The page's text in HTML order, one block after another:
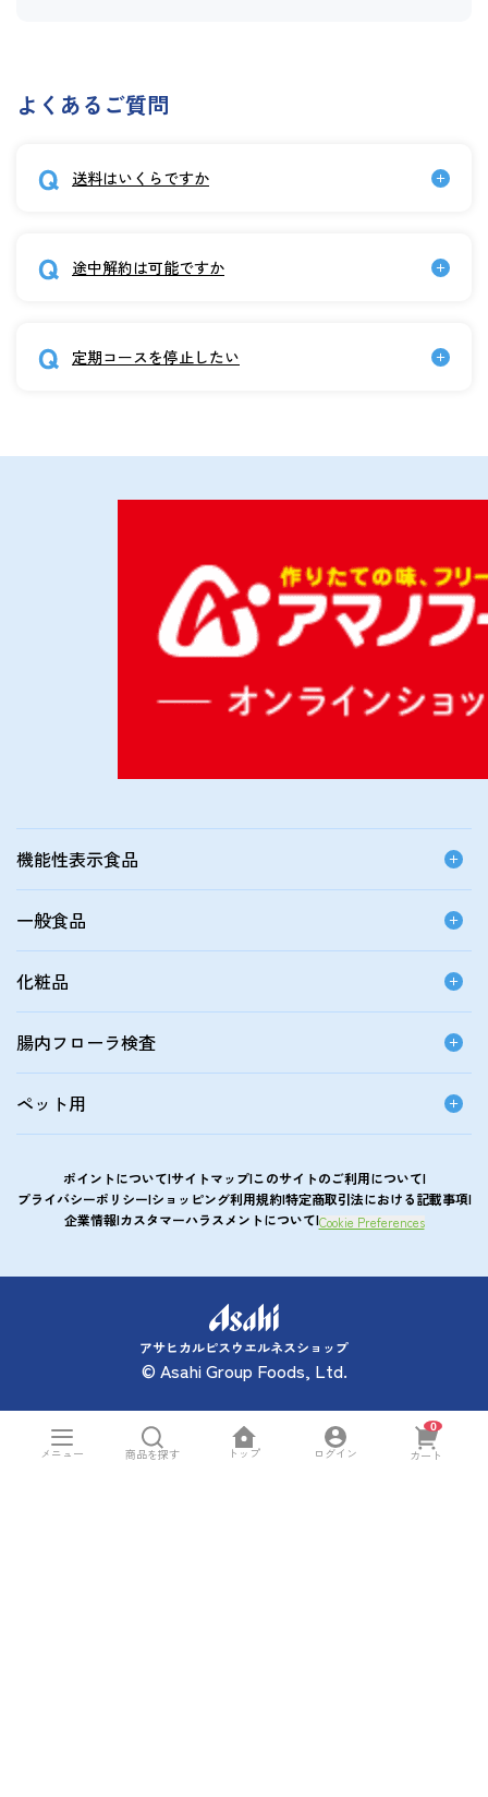
よくあるご質問
送料はいくらですか
途中解約は可能ですか
定期コースを停止したい
機能性表示食品
一般食品
化粧品
腸内フローラ検査
ペット用
ポイントについて サイトマップこのサイトのご利用について
プライバシーポリシー ショッピング利用規約特定商取引法における記載事項
企業情報カスタマーハラスメントについて Cookie Preferences
アサヒカルピスウエルネスショップ
© Asahi Group Foods, Ltd.
メニュー 商品を探す トップ ログイン
0
カート